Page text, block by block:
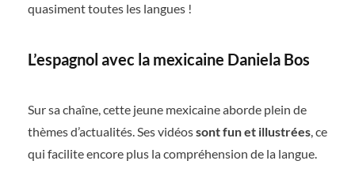
quasiment toutes les langues !
L’espagnol avec la mexicaine Daniela Bos
Sur sa chaîne, cette jeune mexicaine aborde plein de
thèmes d’actualités. Ses vidéossont fun et illustrées, ce
qui facilite encore plus la compréhension de la langue.